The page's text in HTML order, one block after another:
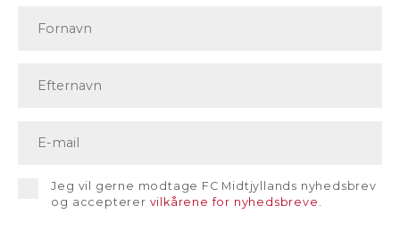
Jeg vil gerne modtage FC Midtjyllands nyhedsbrev
og accepterer vilkårene for nyhedsbreve